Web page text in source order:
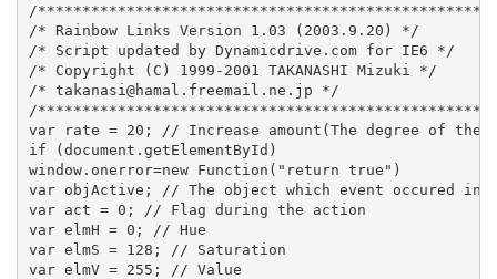
/
/* Rainbow Links Version 1.03 (2003.9.20) */
/* Script updated by Dynamicdrive.com for IE6 */
/* Copyright (C) 1999-2001 TAKANASHI Mizuki */
/* takanasi@hamal.freemail.ne.jp */
/
var rate = 20; // Increase amount(The degree of the
if (document.getElementById)
window.onerror=new Function("return true")
var objActive; // The object which event occured in
var act = 0; // Flag during the action
var elmH = 0; // Hue
var elmS = 128; // Saturation
var elmV = 255; // Value